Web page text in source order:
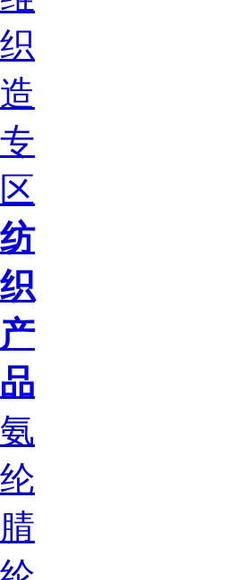
织
造
专
区
纺
织
产
品
氨
纶
腈